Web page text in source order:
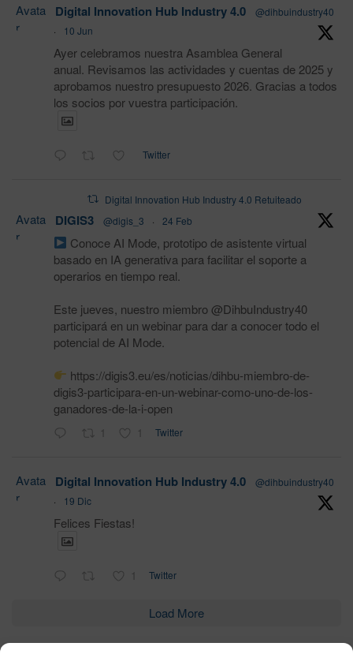
Avata
r
Digital Innovation Hub Industry 4.0
@dihbuindustry40
·
10 Jun
Ayer celebramos nuestra Asamblea General
anual. Revisamos las actividades y cuentas de 2025 y
aprobamos nuestro presupuesto 2026. Gracias a todos
los socios por vuestra participación.
Twitter
Digital Innovation Hub Industry 4.0 Retuiteado
Avata
r
DIGIS3 @digis_3 · 24 Feb
Conoce AI Mode, prototipo de asistente virtual
basado en IA generativa para facilitar el soporte a
operarios en tiempo real.
Este jueves, nuestro miembro @DihbuIndustry40
participará en un webinar para dar a conocer todo el
potencial de AI Mode.
https://digis3.eu/es/noticias/dihbu-miembro-de-
digis3-participara-en-un-webinar-como-uno-de-los-
ganadores-de-la-i-open
1 1 Twitter
Avata
r
Digital Innovation Hub Industry 4.0
@dihbuindustry40
·
19 Dic
Felices Fiestas!
1 Twitter
Load More